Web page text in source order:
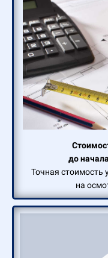
до
Точная стоимость
на